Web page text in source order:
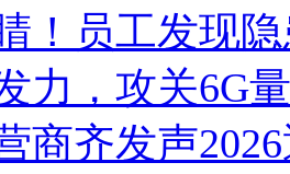
！员工发现
力，攻关6G
商齐发声